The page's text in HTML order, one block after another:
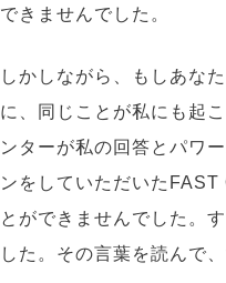
できませんでした。
しかしながら、もしあな
に、同じことが私にも起
ンターが私の回答とパワ
ンをしていただいた
とができませんでした。
した。その言葉を読んで